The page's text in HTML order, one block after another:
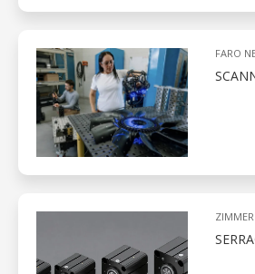
FARO